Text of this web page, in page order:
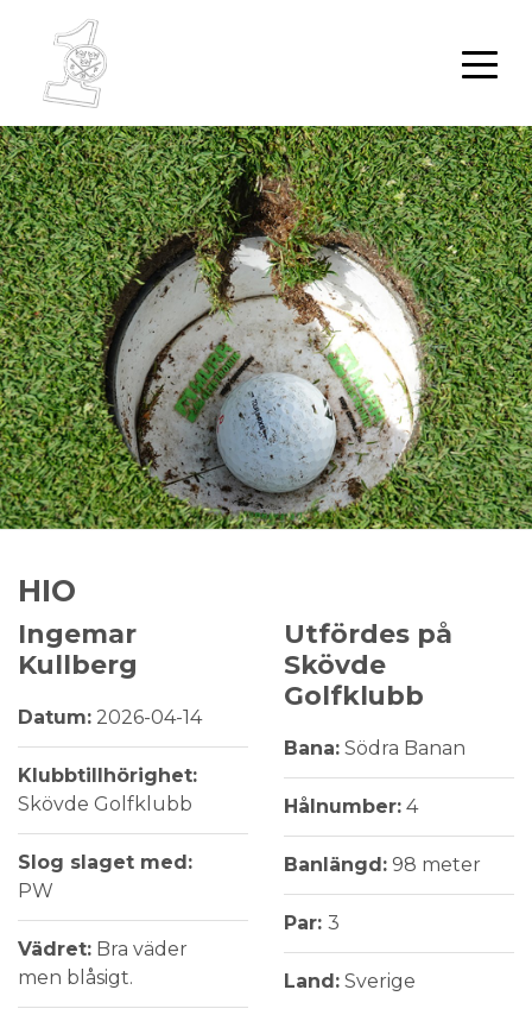
HIO
Ingemar
Kullberg
Datum: 2026-04-14
Klubbtillhörighet:
Skövde Golfklubb
Slog slaget med:
PW
Vädret: Bra väder
men blåsigt.
Utfördes på
Skövde
Golfklubb
Bana: Södra Banan
Hålnumber: 4
Banlängd: 98 meter
Par: 3
Land: Sverige